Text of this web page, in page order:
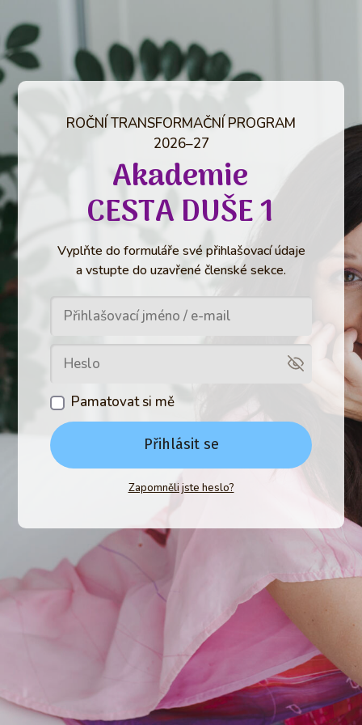
ROČNÍ TRANSFORMAČNÍ PROGRAM
2026–27
Akademie
CESTA DUŠE 1
Vyplňte do formuláře své přihlašovací údaje
a vstupte do uzavřené členské sekce.
Pamatovat si mě
Přihlásit se
Zapomněli jste heslo?